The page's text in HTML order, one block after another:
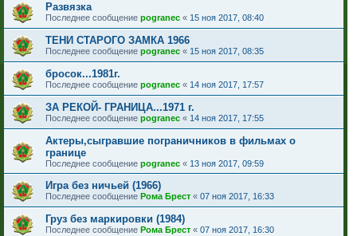
Развязка
Последнее сообщение pogranec « 15 ноя 2017, 08:40
ТЕНИ СТАРОГО ЗАМКА 1966
Последнее сообщение pogranec « 15 ноя 2017, 08:35
бросок...1981г.
Последнее сообщение pogranec « 14 ноя 2017, 17:57
ЗА РЕКОЙ- ГРАНИЦА...1971 г.
Последнее сообщение pogranec « 14 ноя 2017, 17:55
Актеры,сыгравшие пограничников в фильмах о
границе
Последнее сообщение pogranec « 13 ноя 2017, 09:59
Игра без ничьей (1966)
Последнее сообщение Рома Брест « 07 ноя 2017, 16:33
Груз без маркировки (1984)
Последнее сообщение Рома Брест « 07 ноя 2017, 16:30